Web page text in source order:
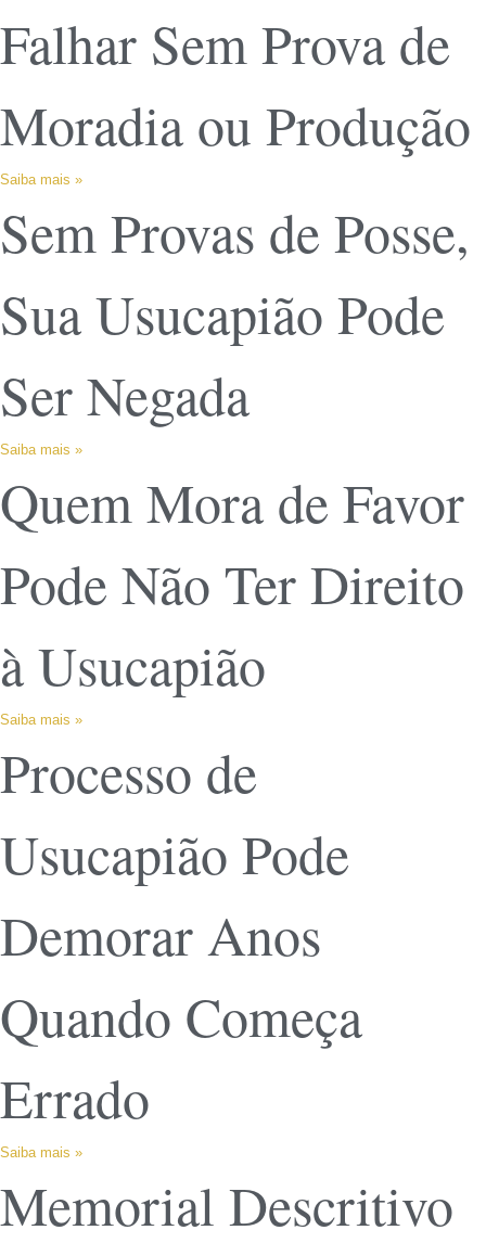
Falhar Sem Prova de
Moradia ou Produção
Saiba mais »
Sem Provas de Posse,
Sua Usucapião Pode
Ser Negada
Saiba mais »
Quem Mora de Favor
Pode Não Ter Direito
à Usucapião
Saiba mais »
Processo de
Usucapião Pode
Demorar Anos
Quando Começa
Errado
Saiba mais »
Memorial Descritivo